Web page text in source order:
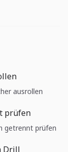
ausrollen
prüfen
getrennt prüfen
Drill